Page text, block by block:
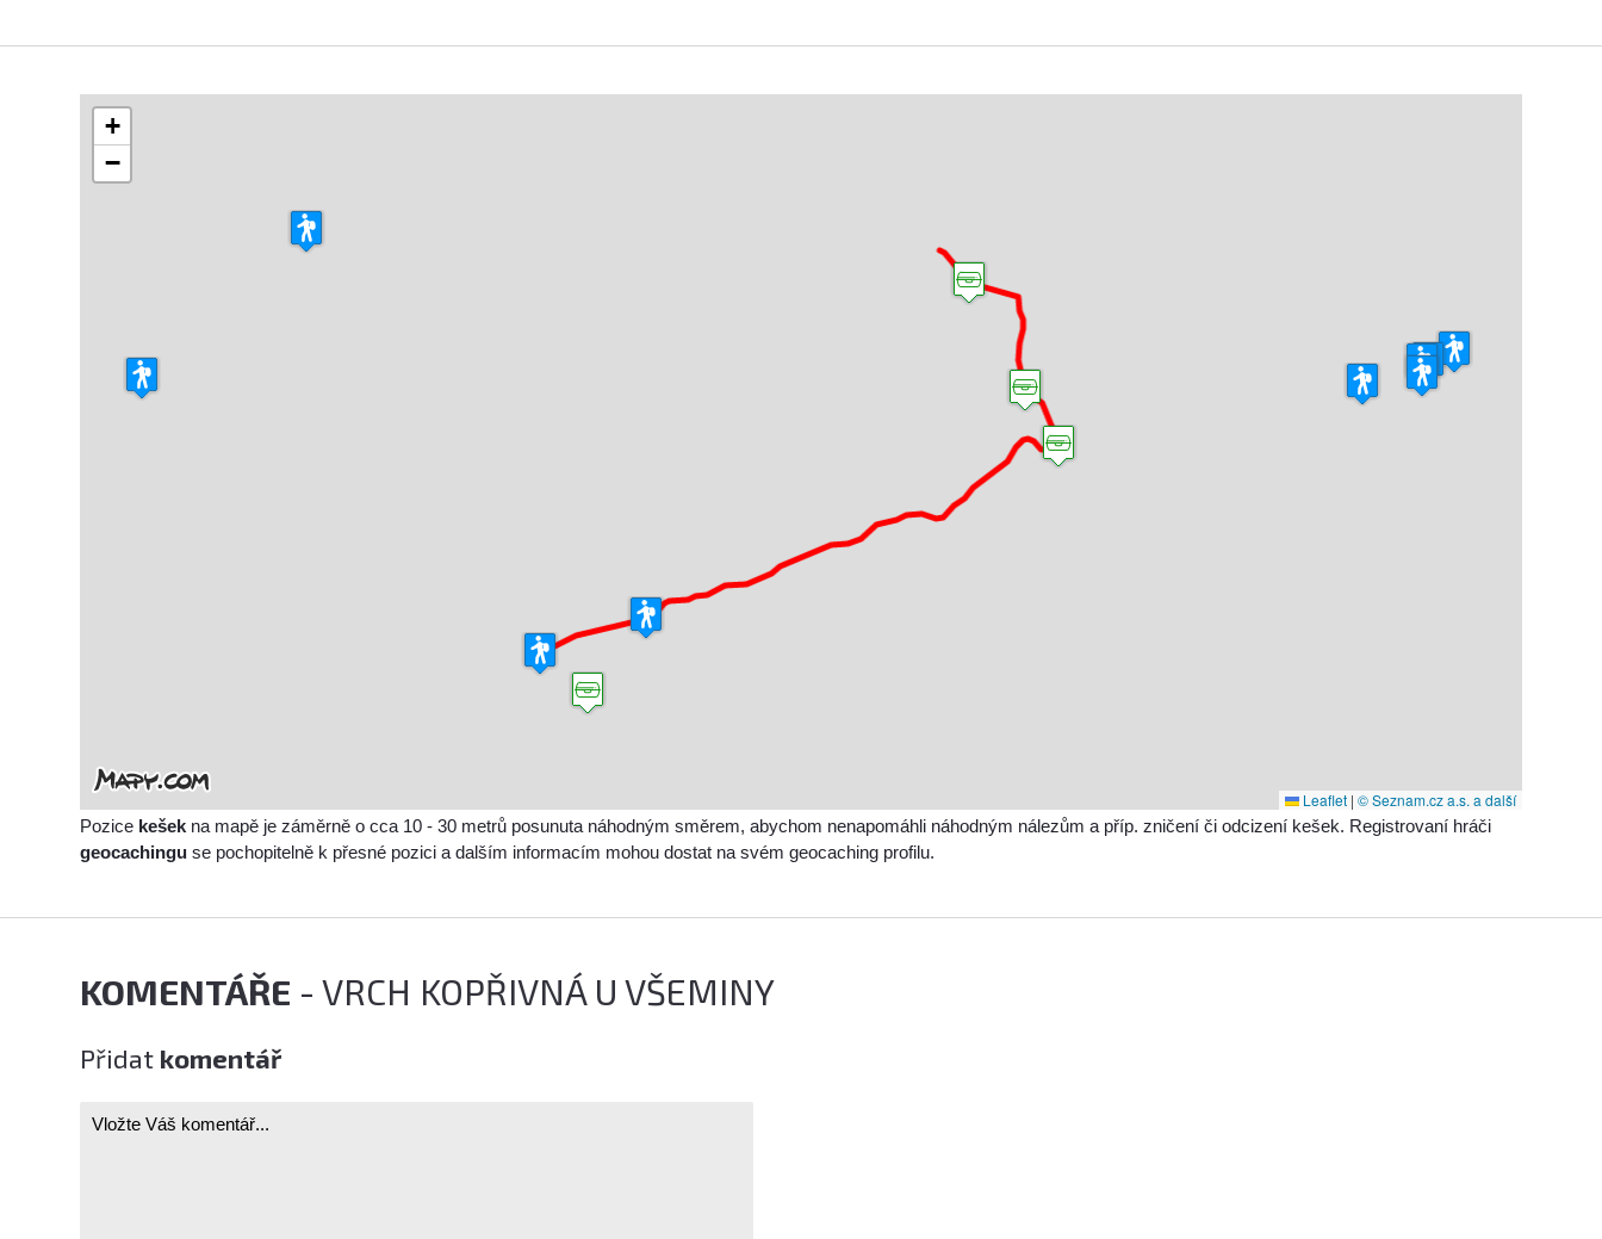
+
−
Leaflet | © Seznam.cz a.s. a další
Pozice kešek na mapě je záměrně o cca 10 - 30 metrů posunuta náhodným směrem, abychom nenapomáhli náhodným nálezům a příp. zničení či odcizení kešek. Registrovaní hráči
geocachingu se pochopitelně k přesné pozici a dalším informacím mohou dostat na svém geocaching profilu.
KOMENTÁŘE - VRCH KOPŘIVNÁ U VŠEMINY
Přidat komentář